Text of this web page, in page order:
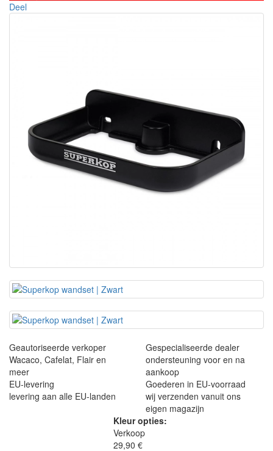
Deel
Geautoriseerde verkoper
Wacaco, Cafelat, Flair en
meer
Gespecialiseerde dealer
ondersteuning voor en na
aankoop
EU-levering
levering aan alle EU-landen
Goederen in EU-voorraad
wij verzenden vanuit ons
eigen magazijn
Kleur opties:
Verkoop
29,90 €